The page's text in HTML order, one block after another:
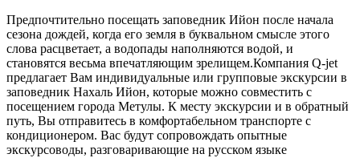
Предпочтительно посещать заповедник Ийон после начала
сезона дождей, когда его земля в буквальном смысле этого
слова расцветает, а водопады наполняются водой, и
становятся весьма впечатляющим зрелищем.Компания Q-jet
предлагает Вам индивидуальные или групповые экскурсии в
заповедник Нахаль Ийон, которые можно совместить с
посещением города Метулы. К месту экскурсии и в обратный
путь, Вы отправитесь в комфортабельном транспорте с
кондиционером. Вас будут сопровождать опытные
экскурсоводы, разговаривающие на русском языке